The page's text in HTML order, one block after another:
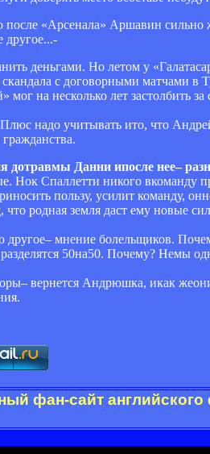
«Арсенала» Аршавин сильно
другое...-
деньгами. Но летом у
скандала с договорными матчами
мог на несколько лет
надо учитывать ито, что
дотравмы Данни ипосле нее–
Нок Спаллетти никого вкоманду
пользу, усилит команду,
что родная земля даст ему новые
другое– мнение болельщиков.
50на50. Почему? Немы
вернется Андрюшка, икак
фан-сайт английского